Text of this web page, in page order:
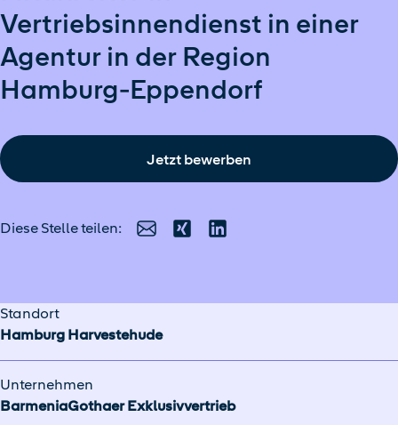
Vertriebsinnendienst in einer
Agentur in der Region
Hamburg-Eppendorf
Jetzt bewerben
Diese Stelle teilen:
E-MailXing LinkedIn
Standort
Hamburg Harvestehude
Unternehmen
BarmeniaGothaer Exklusivvertrieb